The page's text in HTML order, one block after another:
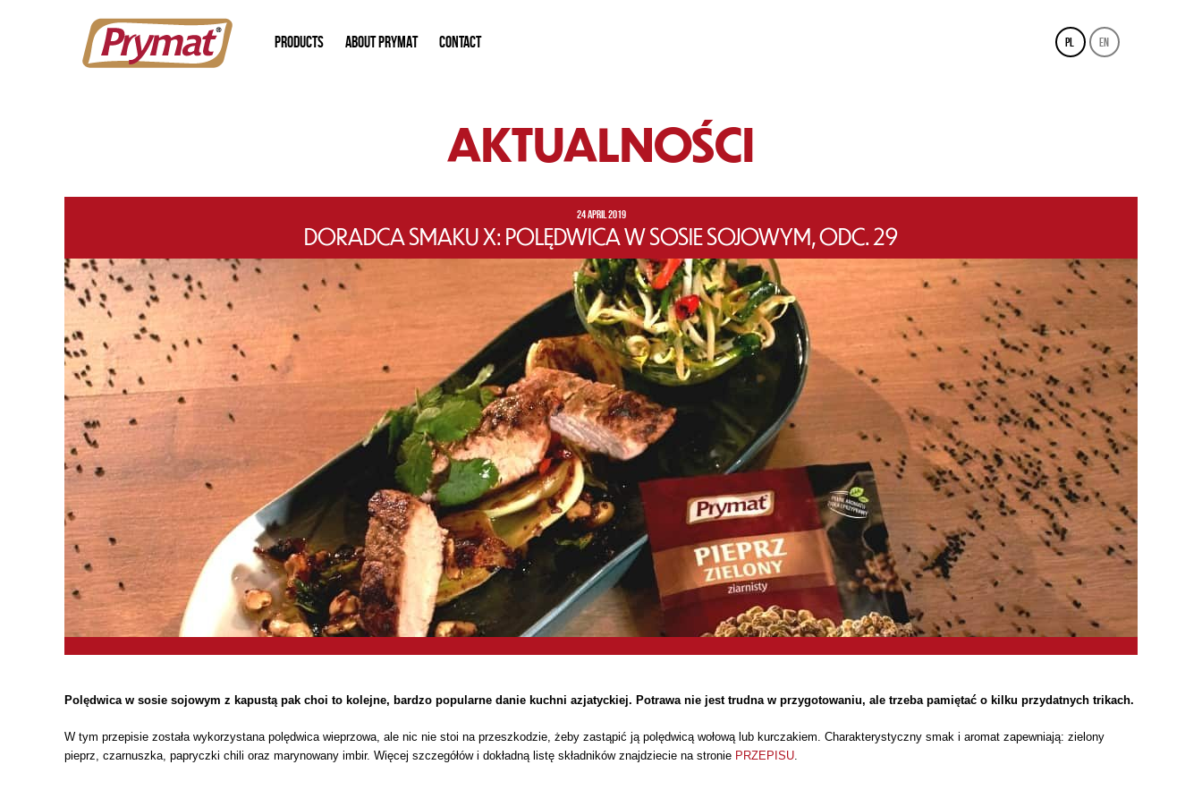
pl en
PRODUCTS ABOUT PRYMAT CONTACT
AKTUALNOŚCI
24 APRIL 2019
DORADCA SMAKU X: POLĘDWICA W SOSIE SOJOWYM, ODC. 29
Polędwica w sosie sojowym z kapustą pak choi to kolejne, bardzo popularne danie kuchni azjatyckiej. Potrawa nie jest trudna w przygotowaniu, ale trzeba pamiętać o kilku przydatnych trikach.
W tym przepisie została wykorzystana polędwica wieprzowa, ale nic nie stoi na przeszkodzie, żeby zastąpić ją polędwicą wołową lub kurczakiem. Charakterystyczny smak i aromat zapewniają: zielony
pieprz, czarnuszka, papryczki chili oraz marynowany imbir. Więcej szczegółów i dokładną listę składników znajdziecie na stronie PRZEPISU.